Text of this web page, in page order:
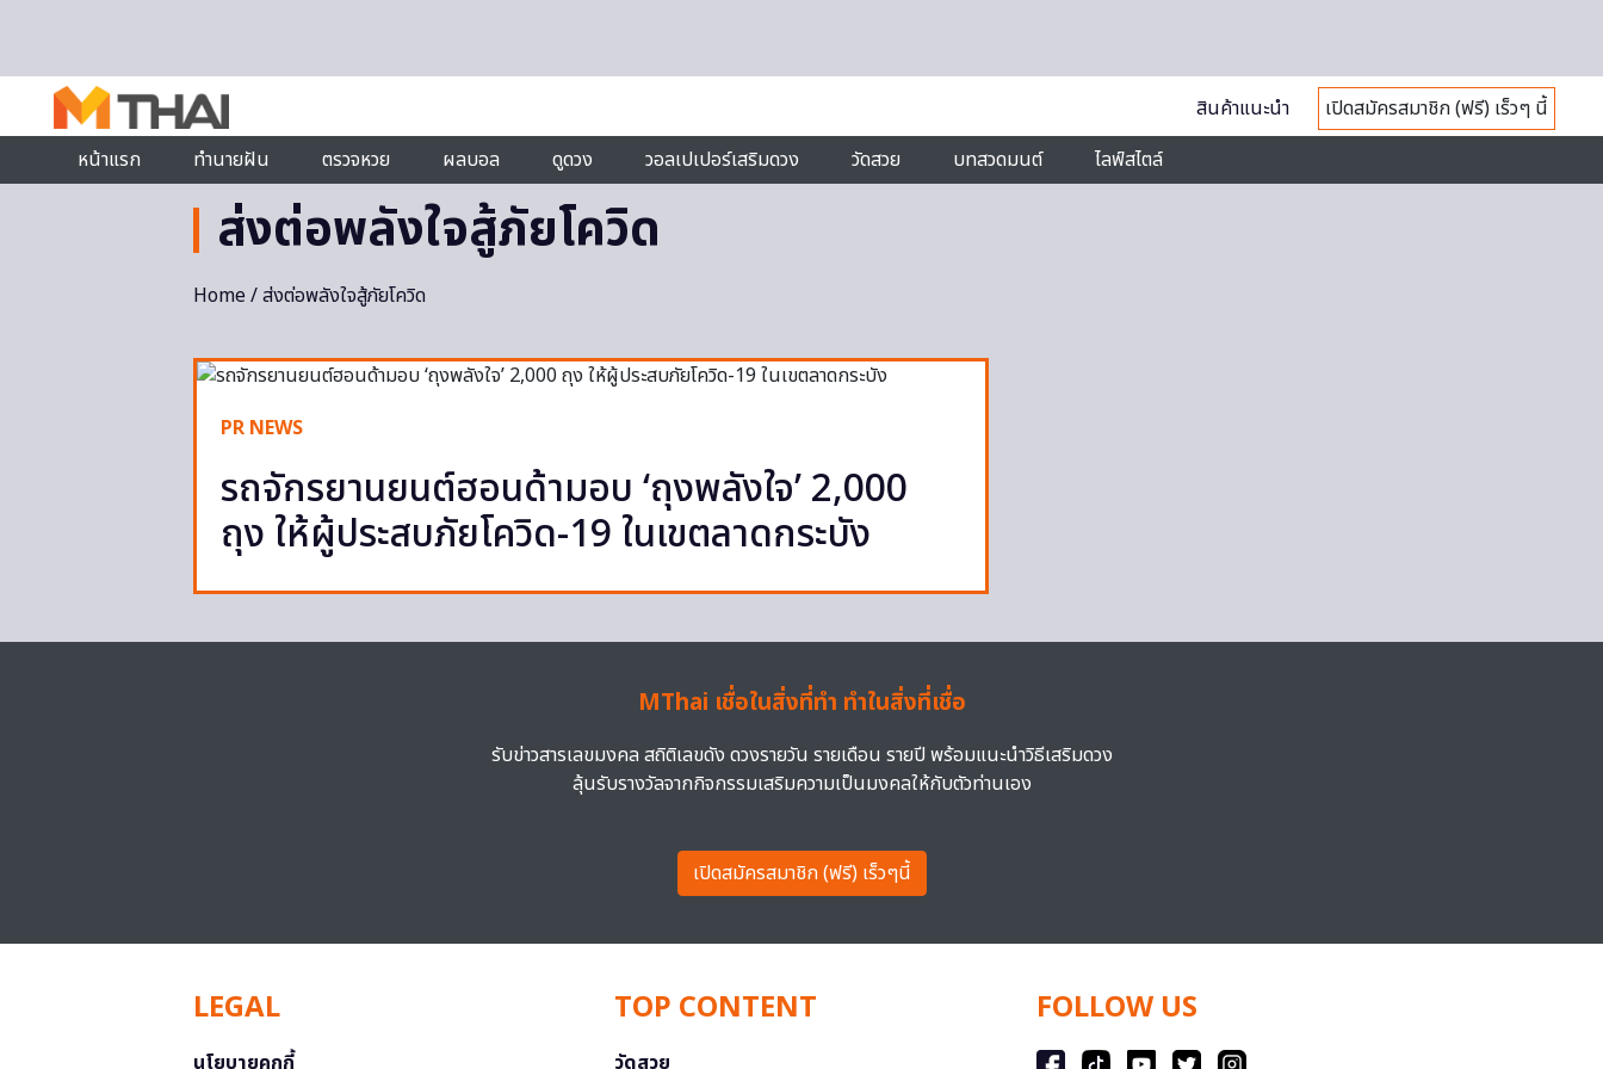
สินค้าแนะนำ
เปิดสมัครสมาชิก (ฟรี) เร็วๆ นี้
หน้าแรก
ทำนายฝัน ตรวจหวย ผลบอล ดูดวง วอลเปเปอร์เสริมดวง วัดสวย บทสวดมนต์ ไลฟ์สไตล์
ส่งต่อพลังใจสู้ภัยโควิด
Home/ ส่งต่อพลังใจสู้ภัยโควิด
PR NEWS
รถจักรยานยนต์ฮอนด้ามอบ ‘ถุงพลังใจ’ 2,000
ถุง ให้ผู้ประสบภัยโควิด-19 ในเขตลาดกระบัง
MThai เชื่อในสิ่งที่ทำ ทำในสิ่งที่เชื่อ
รับข่าวสารเลขมงคล สถิติเลขดัง ดวงรายวัน รายเดือน รายปี พร้อมแนะนำวิธีเสริมดวง
ลุ้นรับรางวัลจากกิจกรรมเสริมความเป็นมงคลให้กับตัวท่านเอง
เปิดสมัครสมาชิก (ฟรี) เร็วๆนี้
LEGAL
นโยบายคุกกี้
TOP CONTENT
วัดสวย
FOLLOW US